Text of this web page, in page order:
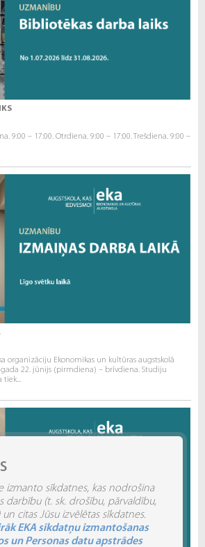
9:00 – 17:00. Otrdiena. 9:00 – 17:00. Trešdiena. 9:00 –
organizāciju Ekonomikas un kultūras augstskolā
gada 22. jūnijs (pirmdiena) – brīvdiena. Studiju
tiek...
izmanto sīkdatnes, kas nodrošina
darbību (t. sk. drošību, pārvaldību,
citas Jūsu izvēlētas sīkdatnes.
EKA sīkdatņu izmantošanas
un Personas datu apstrādes